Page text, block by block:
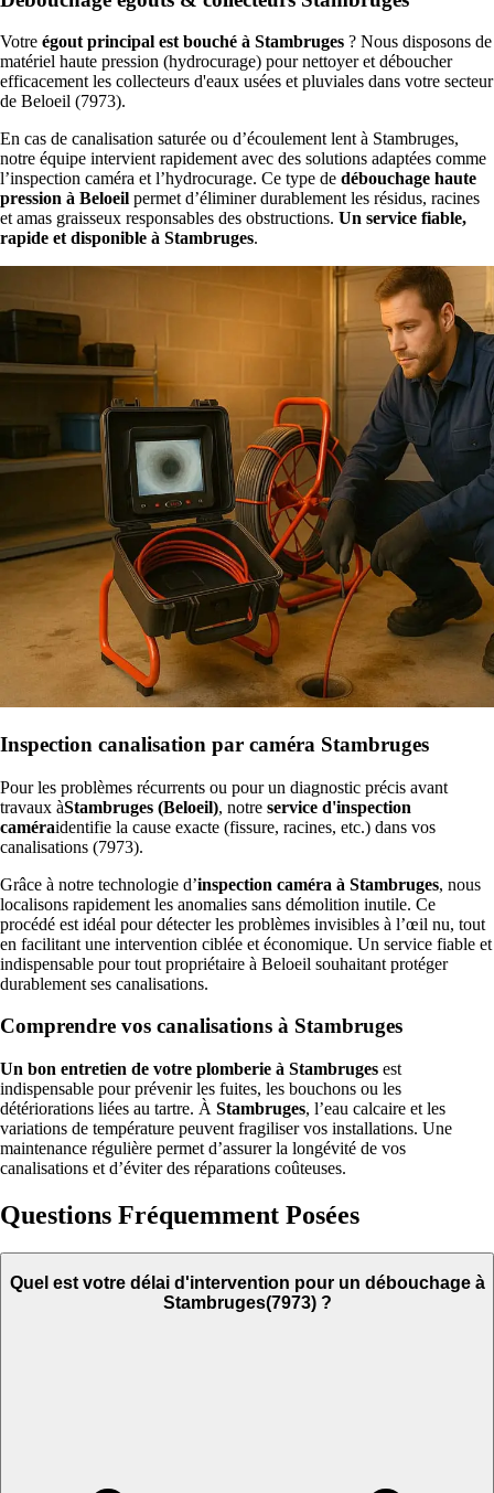
Votre égout principal est bouché à Stambruges ? Nous disposons de
matériel haute pression (hydrocurage) pour nettoyer et déboucher
efficacement les collecteurs d'eaux usées et pluviales dans votre secteur
de Beloeil (7973).
En cas de canalisation saturée ou d’écoulement lent à Stambruges,
notre équipe intervient rapidement avec des solutions adaptées comme
l’inspection caméra et l’hydrocurage. Ce type de débouchage haute
pression à Beloeil permet d’éliminer durablement les résidus, racines
et amas graisseux responsables des obstructions. Un service fiable,
rapide et disponible à Stambruges.
Inspection canalisation par caméra Stambruges
Pour les problèmes récurrents ou pour un diagnostic précis avant
travaux àStambruges (Beloeil), notre service d'inspection
caméraidentifie la cause exacte (fissure, racines, etc.) dans vos
canalisations (7973).
Grâce à notre technologie d’inspection caméra à Stambruges, nous
localisons rapidement les anomalies sans démolition inutile. Ce
procédé est idéal pour détecter les problèmes invisibles à l’œil nu, tout
en facilitant une intervention ciblée et économique. Un service fiable et
indispensable pour tout propriétaire à Beloeil souhaitant protéger
durablement ses canalisations.
Comprendre vos canalisations à Stambruges
Un bon entretien de votre plomberie à Stambruges est
indispensable pour prévenir les fuites, les bouchons ou les
détériorations liées au tartre. À Stambruges, l’eau calcaire et les
variations de température peuvent fragiliser vos installations. Une
maintenance régulière permet d’assurer la longévité de vos
canalisations et d’éviter des réparations coûteuses.
Questions Fréquemment Posées
Quel est votre délai d'intervention pour un débouchage à
Stambruges(7973) ?